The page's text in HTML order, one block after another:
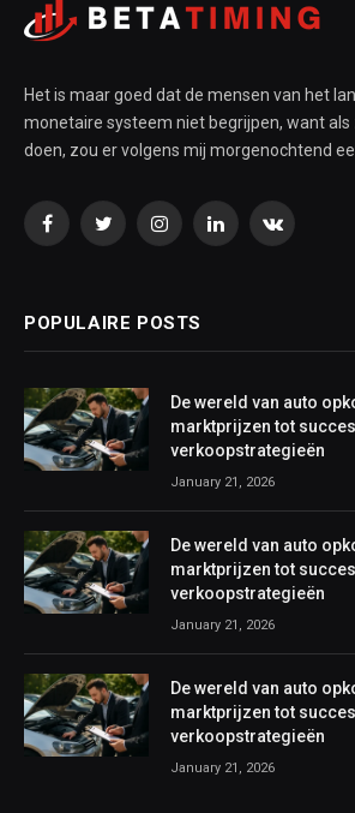
Het is maar goed dat de mensen van het
monetaire systeem niet begrijpen, want
doen, zou er volgens mij morgenochtend
FacebookTwitterInstagramLinkedInVKontakte
POPULAIRE POSTS
De wereld van auto
marktprijzen tot
verkoopstrategieën
January 21, 2026
De wereld van auto
marktprijzen tot
verkoopstrategieën
January 21, 2026
De wereld van auto
marktprijzen tot
verkoopstrategieën
January 21, 2026